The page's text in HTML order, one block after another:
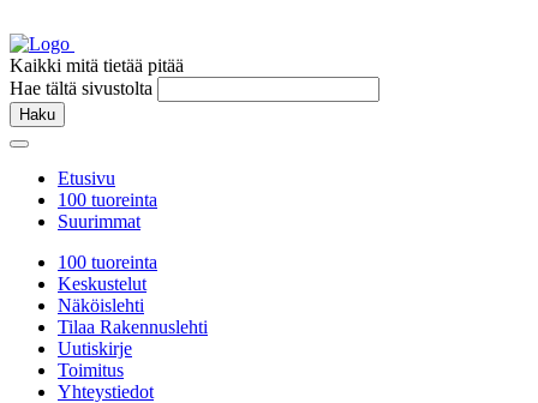
Kaikki mitä tietää pitää
Hae tältä sivustolta
Haku
Etusivu
100 tuoreinta
Suurimmat
100 tuoreinta
Keskustelut
Näköislehti
Tilaa Rakennuslehti
Uutiskirje
Toimitus
Yhteystiedot